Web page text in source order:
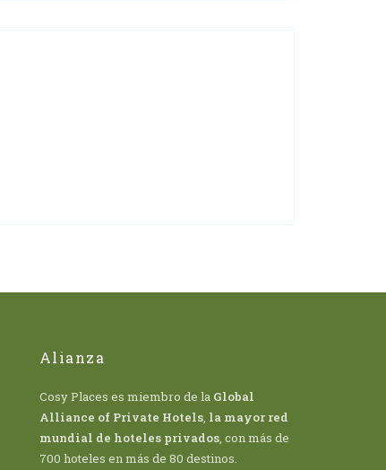
Alianza
Cosy Places es miembro de la Global
Alliance of Private Hotels, la mayor red
mundial de hoteles privados, con más de
700 hoteles en más de 80 destinos.